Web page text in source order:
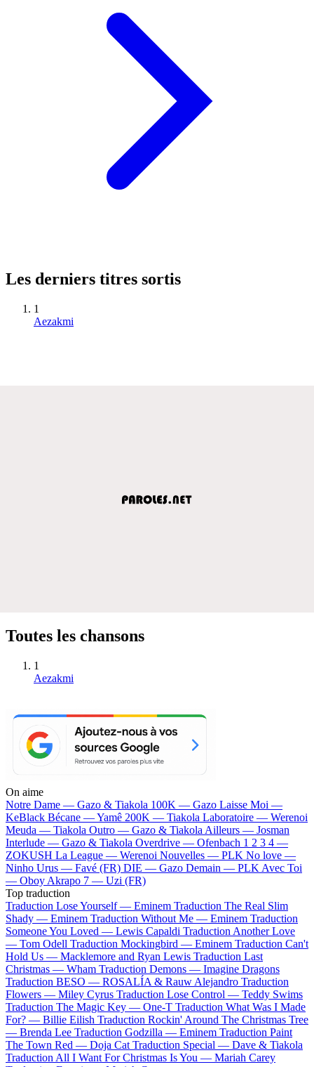
Les derniers titres sortis
1
Aezakmi
Toutes les chansons
1
Aezakmi
On aime
Notre Dame — Gazo & Tiakola 100K — Gazo Laisse Moi —
KeBlack Bécane —Yamê 200K — Tiakola Laboratoire — Werenoi
Meuda — Tiakola Outro — Gazo & Tiakola Ailleurs — Josman
Interlude — Gazo & Tiakola Overdrive — Ofenbach 1 2 3 4 —
ZOKUSH La League — Werenoi Nouvelles — PLK No love —
Ninho Urus — Favé (FR) DIE — Gazo Demain — PLK Avec Toi
— Oboy Akrapo 7 — Uzi (FR)
Top traduction
Traduction Lose Yourself — Eminem Traduction The Real Slim
Shady — Eminem Traduction Without Me — Eminem Traduction
Someone You Loved — Lewis Capaldi Traduction Another Love
— Tom Odell Traduction Mockingbird — Eminem Traduction Can't
Hold Us — Macklemore and Ryan Lewis Traduction Last
Christmas — Wham Traduction Demons — Imagine Dragons
Traduction BESO — ROSALÍA & Rauw Alejandro Traduction
Flowers — Miley Cyrus Traduction Lose Control — Teddy Swims
Traduction The Magic Key — One-T Traduction What Was I Made
For? — Billie Eilish Traduction Rockin' Around The Christmas Tree
— Brenda Lee Traduction Godzilla — Eminem Traduction Paint
The Town Red — Doja Cat Traduction Special — Dave & Tiakola
Traduction All I Want For Christmas Is You — Mariah Carey